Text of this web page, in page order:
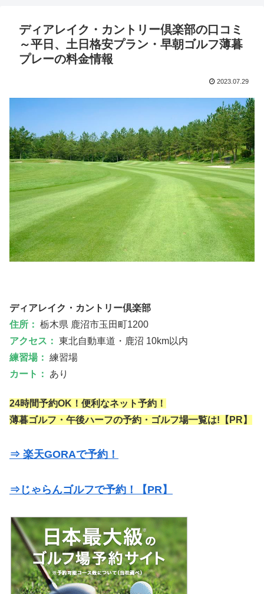
ディアレイク・カントリー倶楽部の口コミ
～平日、土日格安プラン・早朝ゴルフ薄暮
プレーの料金情報
2023.07.29
ディアレイク・カントリー倶楽部
住所： 栃木県 鹿沼市玉田町1200
アクセス： 東北自動車道・鹿沼 10km以内
練習場： 練習場
カート：
あり
24時間予約OK！便利なネット予約！
薄暮ゴルフ・午後ハーフの予約・ゴルフ場一覧は!【PR】
⇒ 楽天GORAで予約！
⇒じゃらんゴルフで予約！【PR】